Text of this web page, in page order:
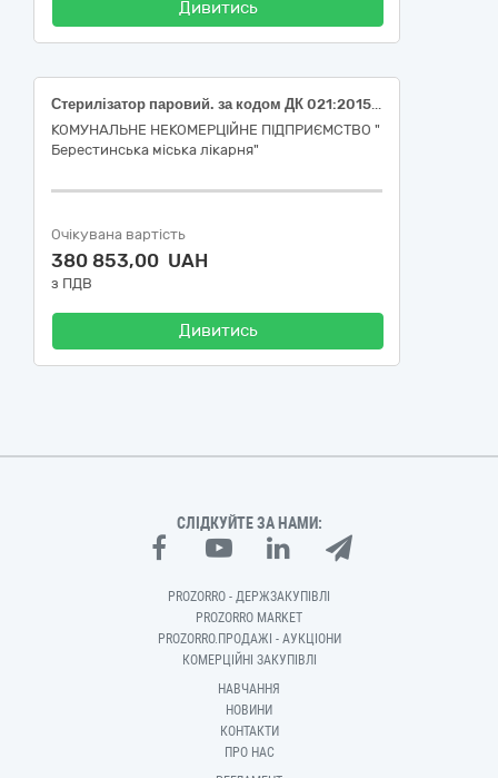
Дивитись
Стерилізатор паровий. за кодом ДК 021:2015 код 33190000-8 Медичне обладнання та вироби медичного призначення різні , НК 024:2023 38671 Стерилізатор паровий.
КОМУНАЛЬНЕ НЕКОМЕРЦІЙНЕ ПІДПРИЄМСТВО "
Берестинська міська лікарня"
Очікувана вартість
380 853,00 UAH
з ПДВ
Дивитись
СЛІДКУЙТЕ ЗА НАМИ:
PROZORRO - ДЕРЖЗАКУПІВЛІ
PROZORRO MARKET
PROZORRO.ПРОДАЖІ - АУКЦІОНИ
КОМЕРЦІЙНІ ЗАКУПІВЛІ
НАВЧАННЯ
НОВИНИ
КОНТАКТИ
ПРО НАС